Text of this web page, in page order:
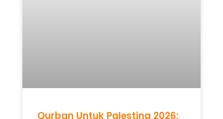
Qurban Untuk Palestina 2026: